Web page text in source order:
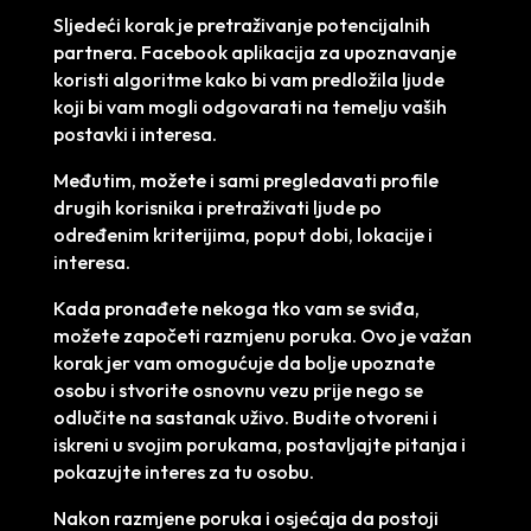
Sljedeći korak je pretraživanje potencijalnih
partnera. Facebook aplikacija za upoznavanje
koristi algoritme kako bi vam predložila ljude
koji bi vam mogli odgovarati na temelju vaših
postavki i interesa.
Međutim, možete i sami pregledavati profile
drugih korisnika i pretraživati ljude po
određenim kriterijima, poput dobi, lokacije i
interesa.
Kada pronađete nekoga tko vam se sviđa,
možete započeti razmjenu poruka. Ovo je važan
korak jer vam omogućuje da bolje upoznate
osobu i stvorite osnovnu vezu prije nego se
odlučite na sastanak uživo. Budite otvoreni i
iskreni u svojim porukama, postavljajte pitanja i
pokazujte interes za tu osobu.
Nakon razmjene poruka i osjećaja da postoji